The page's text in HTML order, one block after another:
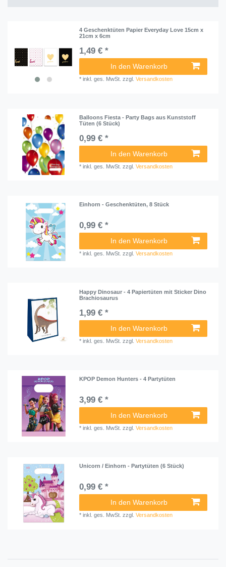
4 Geschenktüten Papier Everyday Love 15cm x
21cm x 6cm
1,49 € *
In den Warenkorb
*inkl. ges. MwSt. zzgl.Versandkosten
Balloons Fiesta - Party Bags aus Kunststoff
Tüten (6 Stück)
0,99 € *
In den Warenkorb
*inkl. ges. MwSt. zzgl.Versandkosten
Einhorn - Geschenktüten, 8 Stück
0,99 € *
In den Warenkorb
*inkl. ges. MwSt. zzgl.Versandkosten
Happy Dinosaur - 4 Papiertüten mit Sticker Dino
Brachiosaurus
1,99 € *
In den Warenkorb
*inkl. ges. MwSt. zzgl.Versandkosten
KPOP Demon Hunters - 4 Partytüten
3,99 € *
In den Warenkorb
*inkl. ges. MwSt. zzgl.Versandkosten
Unicorn / Einhorn - Partytüten (6 Stück)
0,99 € *
In den Warenkorb
*inkl. ges. MwSt. zzgl.Versandkosten